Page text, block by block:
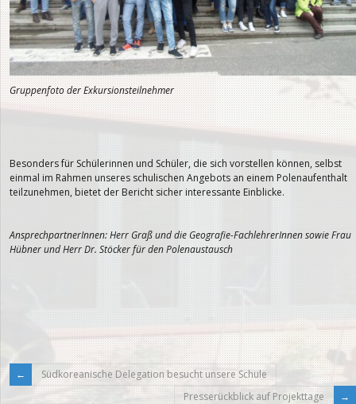
Gruppenfoto der Exkursionsteilnehmer
Besonders für Schülerinnen und Schüler, die sich vorstellen können, selbst
einmal im Rahmen unseres schulischen Angebots an einem Polenaufenthalt
teilzunehmen, bietet der Bericht sicher interessante Einblicke.
AnsprechpartnerInnen: Herr Graß und die Geografie-FachlehrerInnen sowie Frau
Hübner und Herr Dr. Stöcker für den Polenaustausch
Südkoreanische Delegation besucht unsere Schule
Presserückblick auf Projekttage